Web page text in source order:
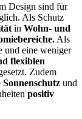
Design sind für
Als Schutz
in Wohn- und
Als
und eine weniger
flexiblen
Zudem
Sonnenschutz und
positiv